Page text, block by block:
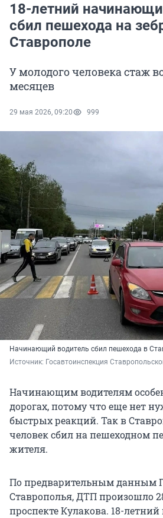
18-летний
сбил пешехода на
Ставрополе
У молодого человека стаж
месяцев
29 мая 2026, 09:20 999
Начинающий водитель сбил пешехода в
Источник: Госавтоинспекция
Начинающим водителям
дорогах, потому что еще нет
быстрых реакций. Так в
человек сбил на пешеходном
жителя.
По предварительным данным
Ставрополья, ДТП произошло
проспекте Кулакова. 18-летний